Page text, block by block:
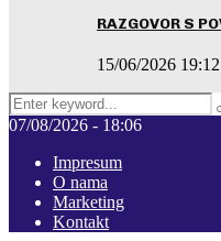
RAZGOVOR S
15/06/2026 19:12
Search
for:
07/08/2026 - 18:06
Impresum
O nama
Marketing
Kontakt